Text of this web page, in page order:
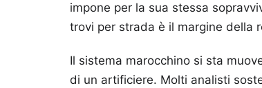
impone per la sua stessa
trovi per strada è il margine della
Il sistema marocchino si sta
di un artificiere. Molti analisti